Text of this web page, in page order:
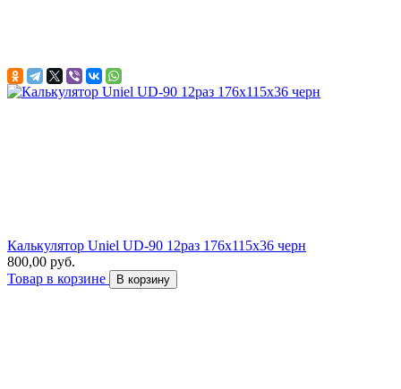
Калькулятор Uniel UD-90 12раз 176x115x36 черн
800,00 руб.
Товар в корзине
В корзину